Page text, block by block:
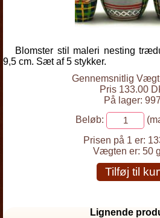
Blomster stil maleri nesting
9,5 cm. Sæt af 5 stykker.
Gennemsnitlig
Pris 133.00
På lager:
Beløb:
Prisen på 1 er:
Vægten er: 50
Tilføj til
Lignende